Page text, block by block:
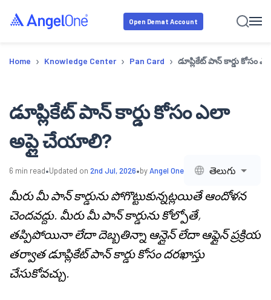
Open Demat Account
Home › Knowledge Center › Pan Card › డూప్లికేట్ పాన్ కార్డు కోసం
డూప్లికేట్ పాన్ కార్డు కోసం ఎలా
అప్లై చేయాలి?
6 min read•Updated on 2nd Jul, 2026•byAngel One తెలుగు
మీరు మీ పాన్ కార్డును పోగొట్టుకున్నట్లయితే ఆందోళన
చెందవద్దు. మీరు మీ పాన్ కార్డును కోల్పోతే,
తప్పిపోయినా లేదా దెబ్బతిన్నా ఆన్లైన్ లేదా ఆఫ్లైన్ ప్రక్రియ
తర్వాత డూప్లికేట్ పాన్ కార్డు కోసం దరఖాస్తు
చేసుకోవచ్చు.